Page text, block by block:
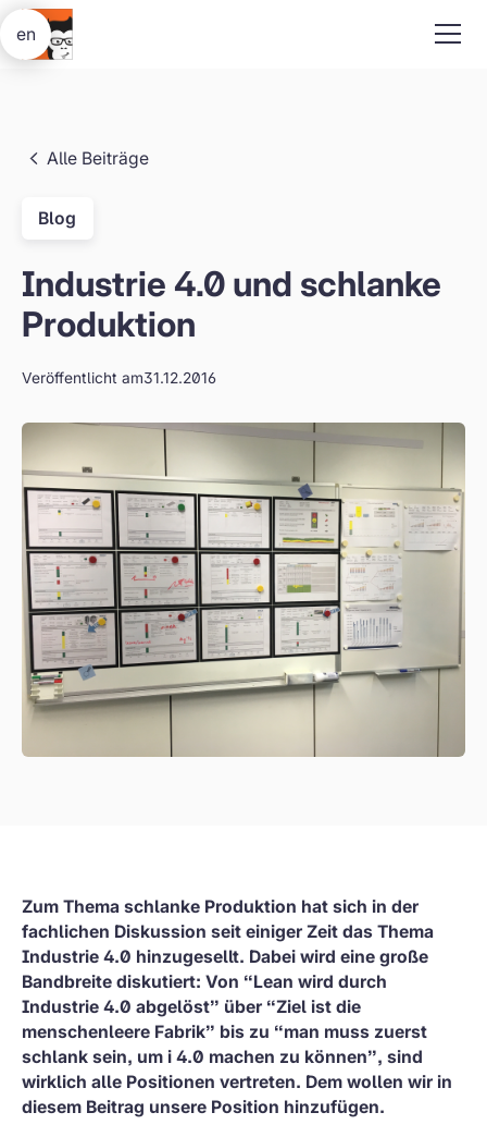
en
Alle Beiträge
Blog
Industrie 4.0 und schlanke
Produktion
Veröffentlicht am31.12.2016
Zum Thema schlanke Produktion hat sich in der
fachlichen Diskussion seit einiger Zeit das Thema
Industrie 4.0 hinzugesellt. Dabei wird eine große
Bandbreite diskutiert: Von “Lean wird durch
Industrie 4.0 abgelöst” über “Ziel ist die
menschenleere Fabrik” bis zu “man muss zuerst
schlank sein, um i 4.0 machen zu können”, sind
wirklich alle Positionen vertreten. Dem wollen wir in
diesem Beitrag unsere Position hinzufügen.